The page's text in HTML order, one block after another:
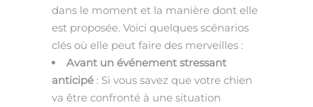
dans le moment et la manière dont elle
est proposée. Voici quelques scénarios
clés où elle peut faire des merveilles :
Avant un événement stressant
anticipé : Si vous savez que votre chien
va être confronté à une situation